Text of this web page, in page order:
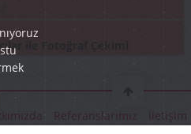
ile Fotoğraf Çekimi
Referanslarımız
İletişim